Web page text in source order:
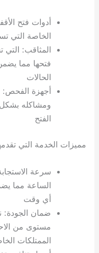
أدوات فتح
الخاصة التي
المثاقب: التي
فتحها مما
الحالات
أجهزة الفحص:
ومشاكله
الفتح
مميزات الخدمة التي
سرعة
الساعة مما
أي وقت
ضمان الجودة:
مستوى من
الممتلكات